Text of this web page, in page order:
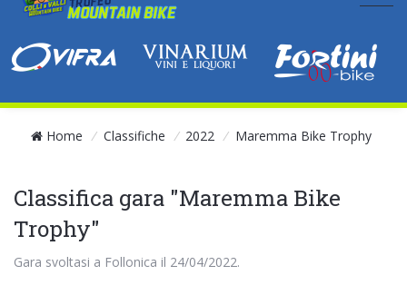
Home / Classifiche / 2022 / Maremma Bike Trophy
Classifica gara "Maremma Bike
Trophy"
Gara svoltasi a Follonica il 24/04/2022.